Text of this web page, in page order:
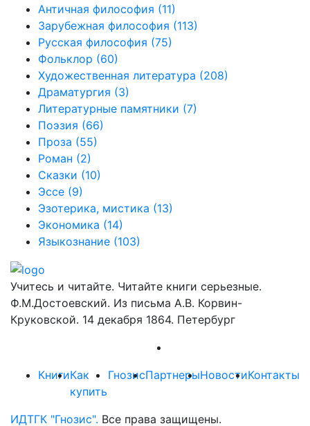
Античная философия (11)
Зарубежная философия (113)
Русская философия (75)
Фольклор (60)
Художественная литература (208)
Драматургия (3)
Литературные памятники (7)
Поэзия (66)
Проза (55)
Роман (2)
Сказки (10)
Эссе (9)
Эзотерика, мистика (13)
Экономика (14)
Языкознание (103)
Учитесь и читайте. Читайте книги серьезные.
Ф.М.Достоевский. Из письма А.В. Корвин-
Круковской. 14 декабря 1864. Петербург
КнигиКак
купить
ГнозисПартнерыНовостиКонтакты
ИДТГК "Гнозис". Все права защищены.